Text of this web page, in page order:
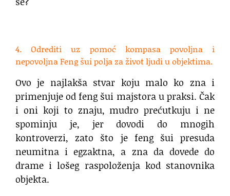
4. Odrediti uz pomoć kompasa povoljna i
nepovoljna Feng šui polja za život ljudi u objektima.
Ovo je najlakša stvar koju malo ko zna i
primenjuje od feng šui majstora u praksi. Čak
i oni koji to znaju, mudro prećutkuju i ne
spominju je, jer dovodi do mnogih
kontroverzi, zato što je feng šui presuda
neumitna i egzaktna, a zna da dovede do
drame i lošeg raspoloženja kod stanovnika
objekta.